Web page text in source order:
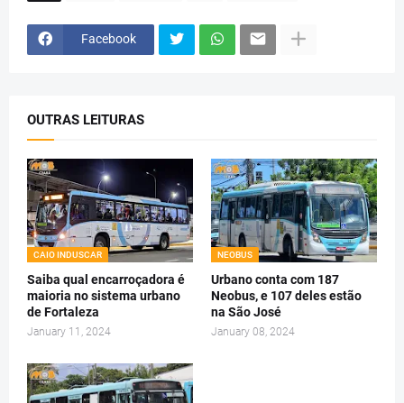
Facebook
OUTRAS LEITURAS
CAIO INDUSCAR
Saiba qual encarroçadora é
maioria no sistema urbano
de Fortaleza
January 11, 2024
NEOBUS
Urbano conta com 187
Neobus, e 107 deles estão
na São José
January 08, 2024